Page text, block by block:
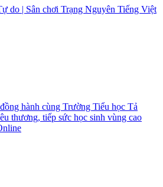
do | Sân chơi Trạng Nguyên Tiếng Việt
hành cùng Trường Tiểu học Tả
thương, tiếp sức học sinh vùng cao